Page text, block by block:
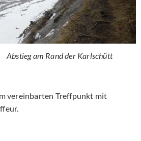
Abstieg am Rand der Karlschütt
vereinbarten Treffpunkt mit